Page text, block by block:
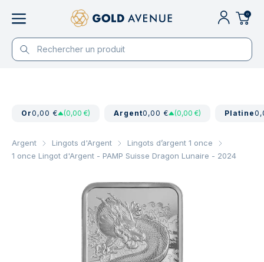
0
Or0,00 € (0,00 €) Argent0,00 € (0,00 €) Platine
Argent Lingots d'Argent
Lingots d’argent 1 once
1 once Lingot d'Argent - PAMP Suisse Dragon Lunaire - 2024